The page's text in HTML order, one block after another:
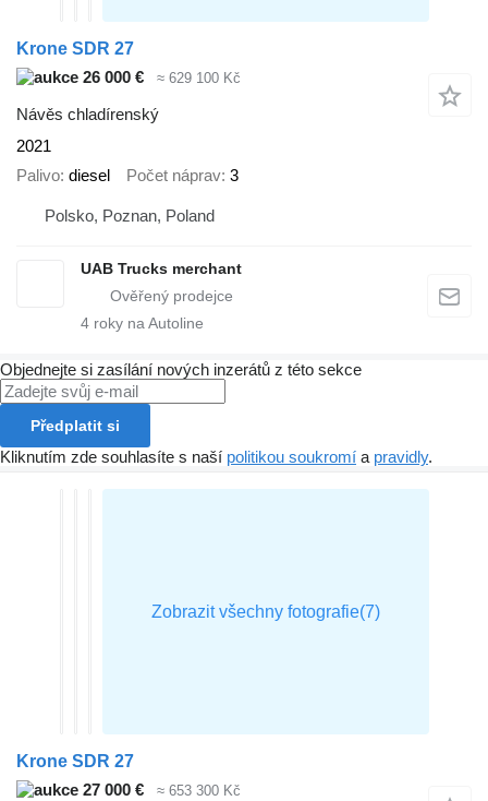
Krone SDR 27
26 000 €
≈ 629 100 Kč
Návěs chladírenský
2021
Palivo diesel Počet náprav 3
Polsko, Poznan, Poland
UAB Trucks merchant
4 roky na Autoline
Objednejte si zasílání nových inzerátů z této sekce
Předplatit si
Kliknutím zde souhlasíte s naší politikou soukromí a pravidly.
Krone SDR 27
27 000 €
≈ 653 300 Kč